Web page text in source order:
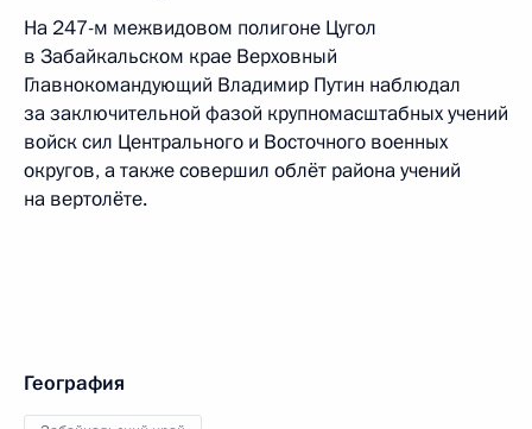
На 247-м межвидовом полигоне Цугол
в Забайкальском крае Верховный
Главнокомандующий Владимир Путин наблюдал
за заключительной фазой крупномасштабных учений
войск сил Центрального и Восточного военных
округов, а также совершил облёт района учений
на вертолёте.
География